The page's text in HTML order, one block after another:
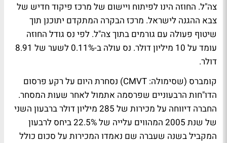
צה"ל. החוזה הינו לפיתוח ויישום של מרכז פיקוד חדיש של
צבא ההגנה לישראל. מרכז הבקרה המתקדם יתוכנן תוך
שיטוף פעולה עם גורמים בתוך צה"ל. לפי נס גודל החוזה
עומד על 10 מיליון דולר. נס עולה ב-0.11% לשער של 8.91
דולר.
קומברס (שסימולה: CMVT) נסחרת היום על רקע פרסום
הדו"חות הרבעוניים שפרסמה אתמול לאחר שעות המסחר.
החברה דיווחה על מכירות של 285 מיליון דולר ברבעון השני
של שנת 2005 המהווים עלייה של 22.5% ביחס לרבעון
המקביל בשנה שעברה שם נאמדו המכירות על סכום כולל